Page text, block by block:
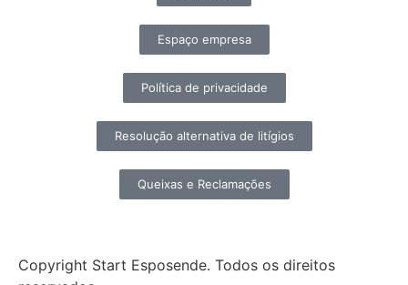
Espaço empresa
Política de privacidade
Resolução alternativa de litígios
Queixas e Reclamações
Copyright Start Esposende. Todos os direitos